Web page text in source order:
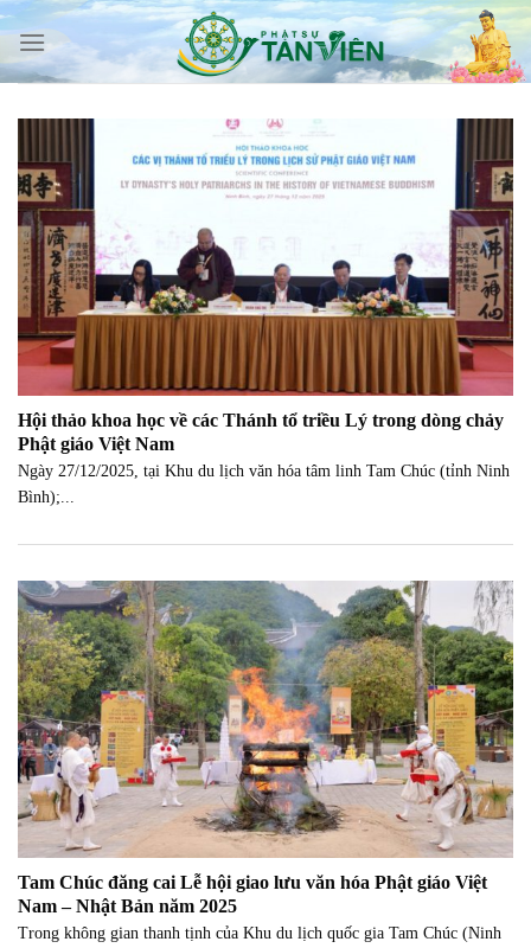
Skip
content
Hội thảo khoa học về các Thánh tổ triều Lý trong dòng chảy
Phật giáo Việt Nam
Ngày 27/12/2025, tại Khu du lịch văn hóa tâm linh Tam Chúc (tỉnh Ninh
Bình);...
Tam Chúc đăng cai Lễ hội giao lưu văn hóa Phật giáo Việt
Nam – Nhật Bản năm 2025
Trong không gian thanh tịnh của Khu du lịch quốc gia Tam Chúc (Ninh